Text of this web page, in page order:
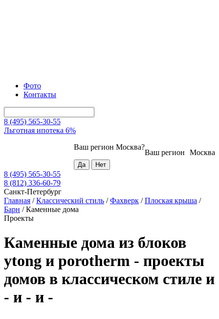
Фото
Контакты
8 (495) 565-30-55
Льготная ипотека 6%
Москва
Ваш регион
Ваш регион Москва?
8 (495) 565-30-55
8 (812) 336-60-79
Санкт-Петербург
Главная /Классический стиль /Фахверк /Плоская крыша /
Барн /Каменные дома
Проекты
Каменные дома из блоков
ytong и porotherm - проекты
домов в классическом стиле и
- и - и -